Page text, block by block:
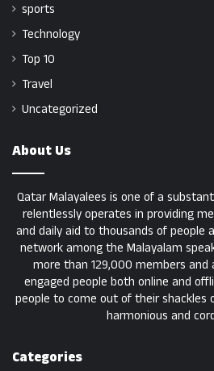
sports
Technology
Top 10
Travel
Uncategorized
About Us
Qatar Malayalees is one of a
relentlessly operates in providing
and daily aid to thousands of people
network among the Malayalam
more than 129,000 members and
engaged people both online and
people to come out of their shackles
harmonious and
Categories